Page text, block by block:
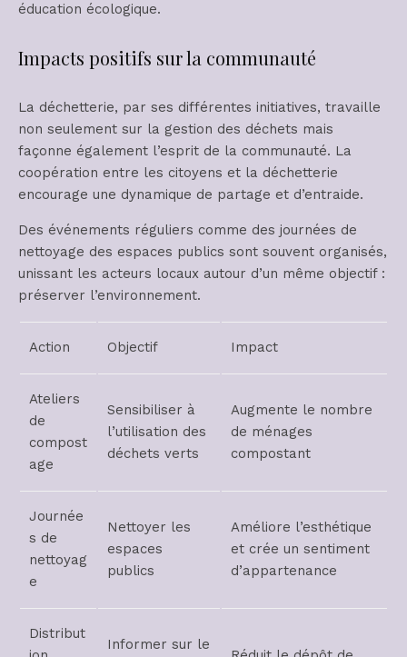
éducation écologique.
Impacts positifs sur la communauté
La déchetterie, par ses différentes initiatives, travaille
non seulement sur la gestion des déchets mais
façonne également l’esprit de la communauté. La
coopération entre les citoyens et la déchetterie
encourage une dynamique de partage et d’entraide.
Des événements réguliers comme des journées de
nettoyage des espaces publics sont souvent organisés,
unissant les acteurs locaux autour d’un même objectif :
préserver l’environnement.
Action Objectif Impact
Ateliers
de
compost
age
Sensibiliser à
l’utilisation des
déchets verts
Augmente le nombre
de ménages
compostant
Journée
s de
nettoyag
e
Nettoyer les
espaces
publics
Améliore l’esthétique
et crée un sentiment
d’appartenance
Distribut
Informer sur le